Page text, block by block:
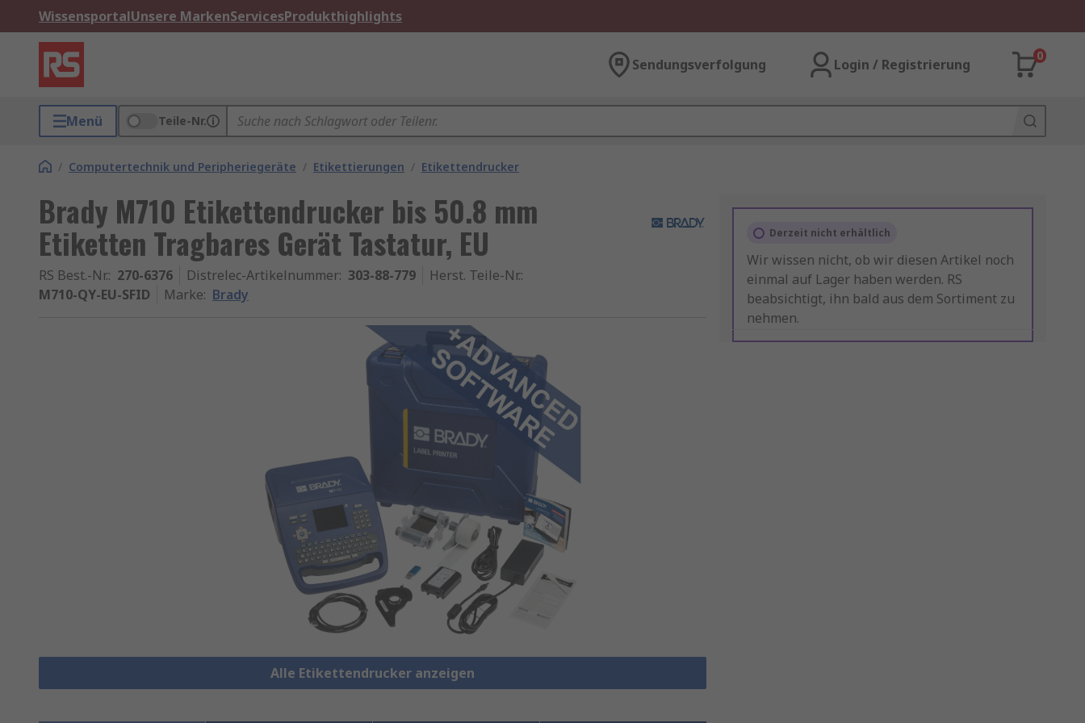
WissensportalUnsere MarkenServicesProdukthighlights
Sendungsverfolgung Login / Registrierung
0
Menü Teile-Nr.
/ Computertechnik und Peripheriegeräte / Etikettierungen / Etikettendrucker
Brady M710 Etikettendrucker bis 50.8 mm
Etiketten Tragbares Gerät Tastatur, EU
RS Best.-Nr.: 270-6376 Distrelec-Artikelnummer: 303-88-779 Herst. Teile-Nr.:
M710-QY-EU-SFID
Marke: Brady
Alle Etikettendrucker anzeigen
Derzeit nicht erhältlich
Wir wissen nicht, ob wir diesen Artikel noch
einmal auf Lager haben werden. RS
beabsichtigt, ihn bald aus dem Sortiment zu
nehmen.